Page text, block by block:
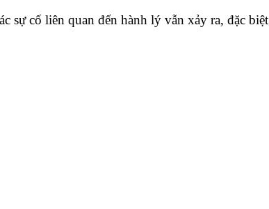
sự cố liên quan đến hành lý vẫn xảy ra, đặc biệt